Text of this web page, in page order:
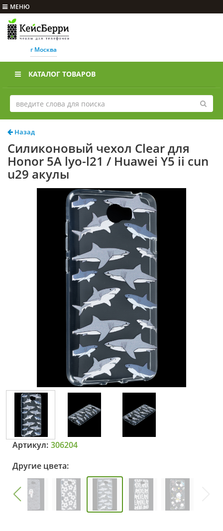
МЕНЮ
г Москва
КАТАЛОГ ТОВАРОВ
Назад
Силиконовый чехол Clear для
Honor 5A lyo-l21 / Huawei Y5 ii cun
u29 акулы
Артикул: 306204
Другие цвета: